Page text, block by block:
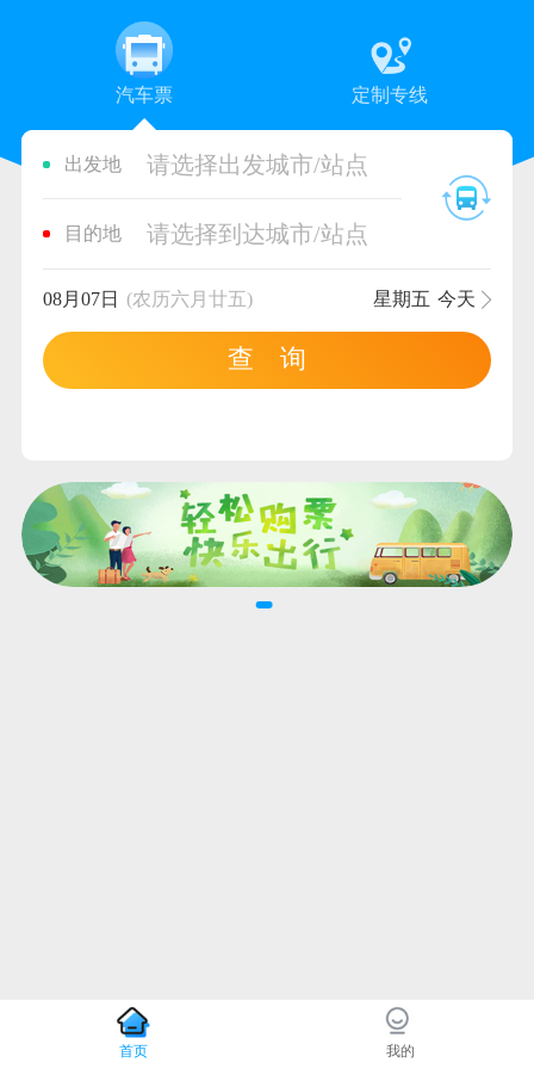
汽车票 定制专线
出发地 请选择出发城市/站点
目的地 请选择到达城市/站点
08月07日 (农历六月廿五) 星期五 今天
查 询
首页 我的